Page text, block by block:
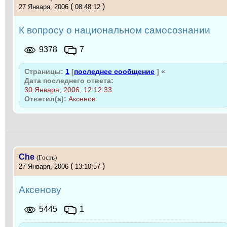
27 Января, 2006 ( 08:48:12 )
К вопросу о национальном самосознании
9378 7
Страницы: 1 [последнее сообщение ] «
Дата последнего ответа:
30 Января, 2006, 12:12:33
Ответил(а): Аксенов
Che (Гость)
27 Января, 2006 ( 13:10:57 )
Аксенову
5445 1